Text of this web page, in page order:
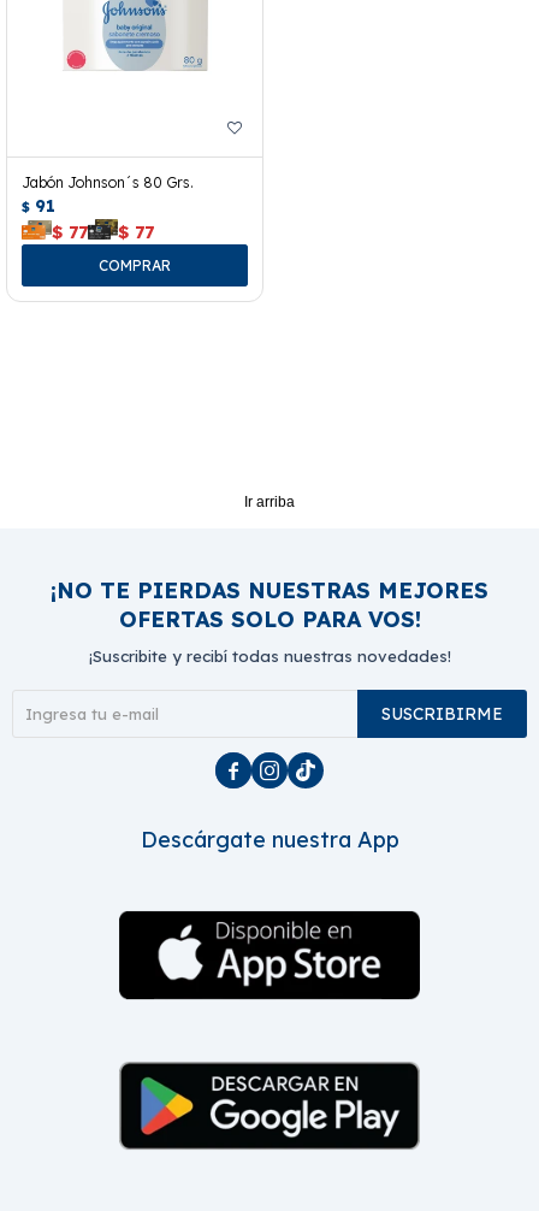
Jabón Johnson´s 80 Grs.
$ 91
$ 77 $ 77
Ir arriba
¡NO TE PIERDAS NUESTRAS MEJORES
OFERTAS SOLO PARA VOS!
¡Suscribite y recibí todas nuestras novedades!
SUSCRIBIRME
  
Descárgate nuestra App